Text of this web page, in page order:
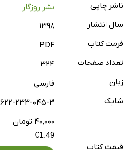
ناشر چاپی
نشر روزگار
سال انتشار
۱۳۹۸
فرمت کتاب
PDF
تعداد صفحات
324
زبان
فارسی
شابک
233-045-3
قیمت کتاب
۴۰,۰۰۰ تومان
€1.49